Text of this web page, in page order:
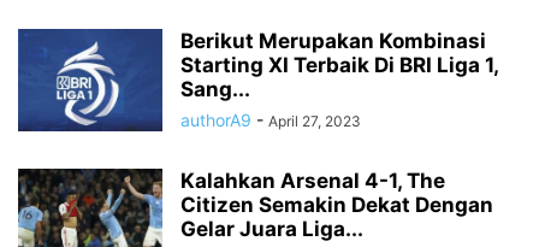
Berikut Merupakan Kombinasi
Starting XI Terbaik Di BRI Liga 1,
Sang...
authorA9 - April 27, 2023
Kalahkan Arsenal 4-1, The
Citizen Semakin Dekat Dengan
Gelar Juara Liga...